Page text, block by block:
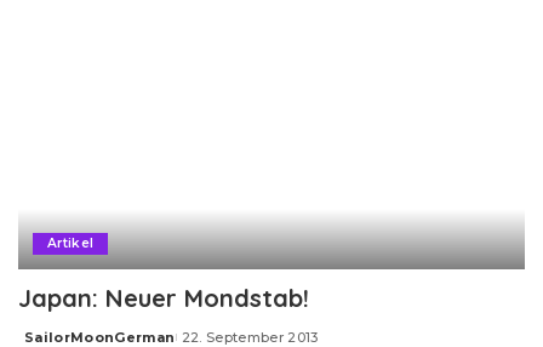
Artikel
Japan: Neuer Mondstab!
SailorMoonGerman 22. September 2013